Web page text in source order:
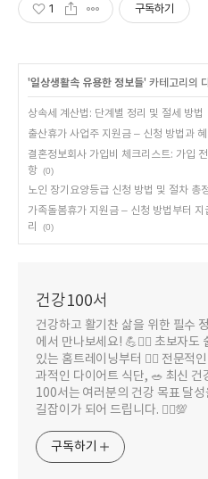
1 구독하기
'일상생활속 유용한 정보들' 카테고리의
상속세 계산법: 단계별 정리 및 절세 방법
출산휴가 사업주 지원금 – 신청 방법과 혜
결혼정보회사 가입비 체크리스트: 가입
항 (0)
노인 장기요양등급 신청 방법 및 절차 총
가족돌봄휴가 지원금 – 신청 방법부터 지
리
(0)
건강100서
건강하고 활기찬 삶을 위한 필수
에서 만나보세요! 💪🤸‍♀️ 초보자도
있는 홈트레이닝부터 🏋️‍♀️ 전문적인
과적인 다이어트 식단, 🥗 최신 건
100서는 여러분의 건강 목표 달
길잡이가 되어 드립니다. 🚶‍♀️💯
구독하기